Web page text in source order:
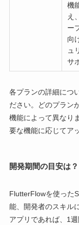
機
え
ー
向
ュ
サ
各プランの詳細につ
ださい。どのプラン
機能によって異なり
要な機能に応じてア
開発期間の目安は？
FlutterFlowを使った
能、開発者のスキル
アプリであれば、1